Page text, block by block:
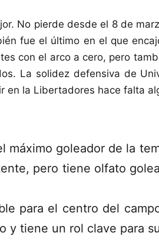
No pierde desde el 8 de
fue el último en el que
con el arco a cero, pero
La solidez defensiva de
en la Libertadores hace falta
máximo goleador de la
pero tiene olfato
para el centro del
y tiene un rol clave para